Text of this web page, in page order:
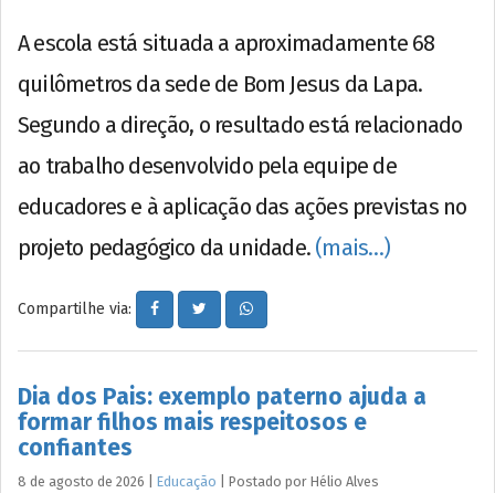
A escola está situada a aproximadamente 68
quilômetros da sede de Bom Jesus da Lapa.
Segundo a direção, o resultado está relacionado
ao trabalho desenvolvido pela equipe de
educadores e à aplicação das ações previstas no
projeto pedagógico da unidade. (mais…)
Compartilhe via:
Dia dos Pais: exemplo paterno ajuda a
formar filhos mais respeitosos e
confiantes
8 de agosto de 2026 Educação Postado por Hélio Alves